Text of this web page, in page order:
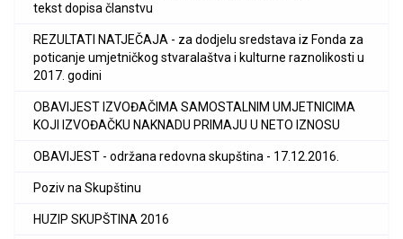
tekst dopisa članstvu
REZULTATI NATJEČAJA - za dodjelu sredstava iz Fonda za
poticanje umjetničkog stvaralaštva i kulturne raznolikosti u
2017. godini
OBAVIJEST IZVOĐAČIMA SAMOSTALNIM UMJETNICIMA
KOJI IZVOĐAČKU NAKNADU PRIMAJU U NETO IZNOSU
OBAVIJEST - održana redovna skupština - 17.12.2016.
Poziv na Skupštinu
HUZIP SKUPŠTINA 2016